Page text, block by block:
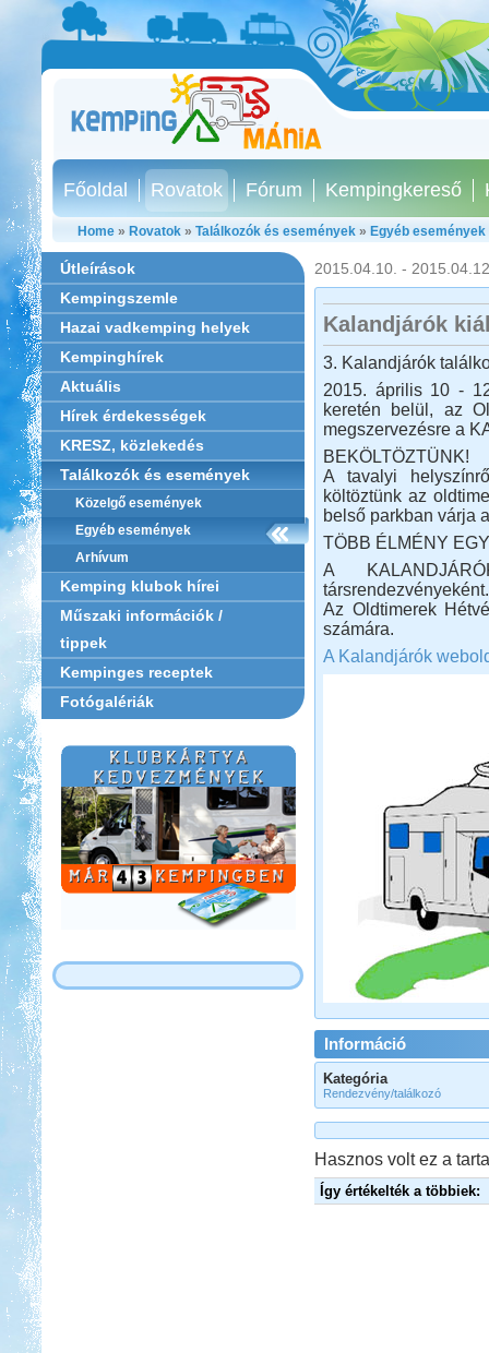
Főoldal Rovatok Fórum Kempingkereső
Home » Rovatok » Találkozók és események » Egyéb események
Útleírások
Kempingszemle
Hazai vadkemping helyek
Kempinghírek
Aktuális
Hírek érdekességek
KRESZ, közlekedés
Találkozók és események
Közelgő események
Egyéb események
Arhívum
Kemping klubok hírei
Műszaki információk /
tippek
Kempinges receptek
Fotógalériák
2015.04.10. -
Kalandjárók
3. Kalandjárók
2015. április 10 -
keretén belül, az
megszervezésre a
BEKÖLTÖZTÜNK!
A tavalyi
költöztünk az
belső parkban várja
TÖBB ÉLMÉNY
A
társrendezvényeként.
Az Oldtimerek
számára.
A Kalandjárók
Információ
Kategória
Rendezvény/találkozó
Hasznos volt ez a
Így értékelték a többiek: